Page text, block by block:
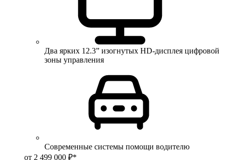
Два ярких 12.3” изогнутых HD-дисплея цифровой
зоны управления
Современные системы помощи водителю
от 2 499 000 ₽*